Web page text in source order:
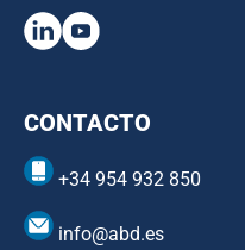
CONTACTO
+34 954 932 850
info@abd.es